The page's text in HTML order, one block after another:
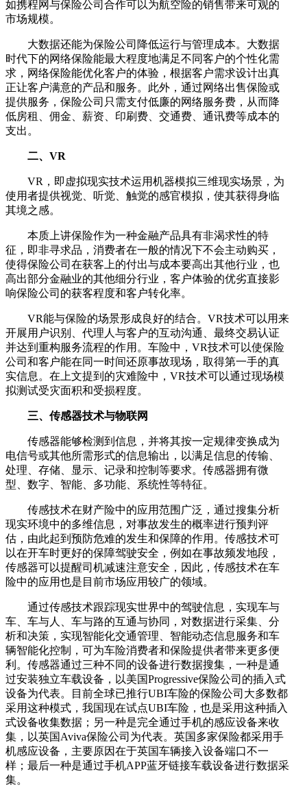
如携程网与保险公司合作可以为航空险的销售带来可观的
市场规模。
大数据还能为保险公司降低运行与管理成本。大数据
时代下的网络保险能最大程度地满足不同客户的个性化需
求，网络保险能优化客户的体验，根据客户需求设计出真
正让客户满意的产品和服务。此外，通过网络出售保险或
提供服务，保险公司只需支付低廉的网络服务费，从而降
低房租、佣金、薪资、印刷费、交通费、通讯费等成本的
支出。
二、VR
VR，即虚拟现实技术运用机器模拟三维现实场景，为
使用者提供视觉、听觉、触觉的感官模拟，使其获得身临
其境之感。
本质上讲保险作为一种金融产品具有非渴求性的特
征，即非寻求品，消费者在一般的情况下不会主动购买，
使得保险公司在获客上的付出与成本要高出其他行业，也
高出部分金融业的其他细分行业，客户体验的优劣直接影
响保险公司的获客程度和客户转化率。
VR能与保险的场景形成良好的结合。VR技术可以用来
开展用户识别、代理人与客户的互动沟通、最终交易认证
并达到重构服务流程的作用。车险中，VR技术可以使保险
公司和客户能在同一时间还原事故现场，取得第一手的真
实信息。在上文提到的灾难险中，VR技术可以通过现场模
拟测试受灾面积和受损程度。
三、传感器技术与物联网
传感器能够检测到信息，并将其按一定规律变换成为
电信号或其他所需形式的信息输出，以满足信息的传输、
处理、存储、显示、记录和控制等要求。传感器拥有微
型、数字、智能、多功能、系统性等特征。
传感技术在财产险中的应用范围广泛，通过搜集分析
现实环境中的多维信息，对事故发生的概率进行预判评
估，由此起到预防危难的发生和保障的作用。传感技术可
以在开车时更好的保障驾驶安全，例如在事故频发地段，
传感器可以提醒司机减速注意安全，因此，传感技术在车
险中的应用也是目前市场应用较广的领域。
通过传感技术跟踪现实世界中的驾驶信息，实现车与
车、车与人、车与路的互通与协同，对数据进行采集、分
析和决策，实现智能化交通管理、智能动态信息服务和车
辆智能化控制，可为车险消费者和保险提供者带来更多便
利。传感器通过三种不同的设备进行数据搜集，一种是通
过安装独立车载设备，以美国Progressive保险公司的插入式
设备为代表。目前全球已推行UBI车险的保险公司大多数都
采用这种模式，我国现在试点UBI车险，也是采用这种插入
式设备收集数据；另一种是完全通过手机的感应设备来收
集，以英国Aviva保险公司为代表。英国多家保险都采用手
机感应设备，主要原因在于英国车辆接入设备端口不一
样；最后一种是通过手机APP蓝牙链接车载设备进行数据采
集。